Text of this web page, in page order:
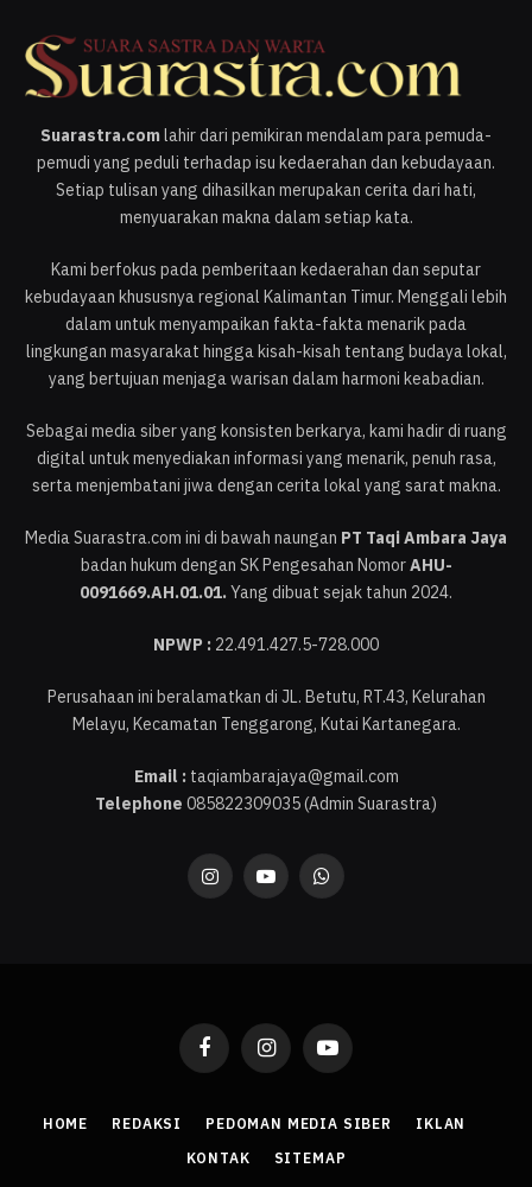
Suarastra.comlahir dari pemikiran mendalam para pemuda-
pemudi yang peduli terhadap isu kedaerahan dan kebudayaan.
Setiap tulisan yang dihasilkan merupakan cerita dari hati,
menyuarakan makna dalam setiap kata.
Kami berfokus pada pemberitaan kedaerahan dan seputar
kebudayaan khususnya regional Kalimantan Timur. Menggali lebih
dalam untuk menyampaikan fakta-fakta menarik pada
lingkungan masyarakat hingga kisah-kisah tentang budaya lokal,
yang bertujuan menjaga warisan dalam harmoni keabadian.
Sebagai media siber yang konsisten berkarya, kami hadir di ruang
digital untuk menyediakan informasi yang menarik, penuh rasa,
serta menjembatani jiwa dengan cerita lokal yang sarat makna.
Media Suarastra.com ini di bawah naungan PT Taqi Ambara Jaya
badan hukum dengan SK Pengesahan NomorAHU-
0091669.AH.01.01.Yang dibuat sejak tahun 2024.
NPWP : 22.491.427.5-728.000
Perusahaan ini beralamatkan di JL. Betutu, RT.43, Kelurahan
Melayu, Kecamatan Tenggarong, Kutai Kartanegara.
Email :taqiambarajaya@gmail.com
Telephone 085822309035 (Admin Suarastra)
InstagramYouTubeWhatsApp
FacebookInstagramYouTube
HOME REDAKSI PEDOMAN MEDIA SIBER
IKLAN
KONTAK
SITEMAP